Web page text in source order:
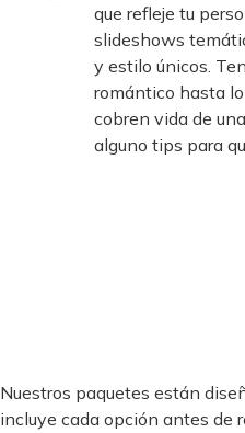
que refleje tu
slideshows
y estilo únicos.
romántico hasta lo
cobren vida de
alguno tips para
Nuestros paquetes están
incluye cada opción antes de